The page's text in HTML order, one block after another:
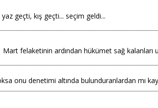
yaz geçti, kış geçti... seçim geldi...
Mart felaketinin ardından hükümet sağ kalanları
onu denetimi altında bulunduranlardan mı